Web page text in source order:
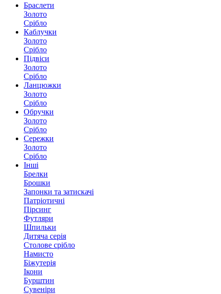
Браслети
Золото
Срібло
Каблучки
Золото
Срібло
Підвіси
Золото
Срібло
Ланцюжки
Золото
Срібло
Обручки
Золото
Срібло
Сережки
Золото
Срібло
Інші
Брелки
Брошки
Запонки та затискачі
Патріотичні
Пірсинг
Футляри
Шпильки
Дитяча серія
Столове срібло
Намисто
Біжутерія
Ікони
Бурштин
Сувеніри